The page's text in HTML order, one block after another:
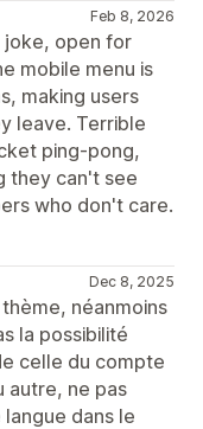
Feb 8, 2026
joke, open for
mobile menu is
making users
leave. Terrible
ping-pong,
they can't see
who don't care.
Dec 8, 2025
néanmoins
la possibilité
celle du compte
autre, ne pas
dans le